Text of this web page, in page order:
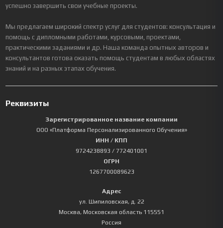
успешно завершить свои учебные проекты.
Мы предлагаем широкий спектр услуг для студентов: консультация и
помощь с дипломными работами, курсовыми, проектами,
практическими заданиями и др. Наша команда опытных авторов и
консультантов готова оказать помощь студентам в любых областях
знаний и на разных этапах обучения.
Реквизиты
Зарегистрированное название компании
ООО «Платформа Персонализированного Обучения»
ИНН / КПП
9724238893 / 772401001
ОГРН
1267700089623
Адрес
ул. Шипиловская, д. 22
Москва, Московская область 115551
Россия